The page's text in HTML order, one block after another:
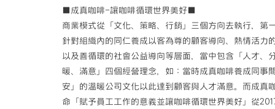
■成真咖啡-讓咖啡循環世界美好■
商業模式從「文化、策略、行銷」三個方向去執行，第
針對組織內的同仁養成以客為尊的顧客導向、熱情活力
以及善循環的社會公益導向等層面，當中包含「人才、
暖、滿意」四個經營理念，如：當時成真咖啡養成同事
安」的溫暖公司文化以此達到顧客與人才滿意。而成真
命「賦予員工工作的意義並讓咖啡循環世界美好」從